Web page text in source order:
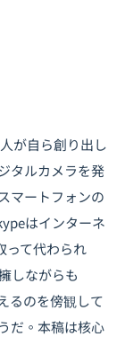
が自ら創り出し
タルカメラを発
マートフォンの
はインターネ
って代わられ
しながらも
るのを傍観して
だ。本稿は核心